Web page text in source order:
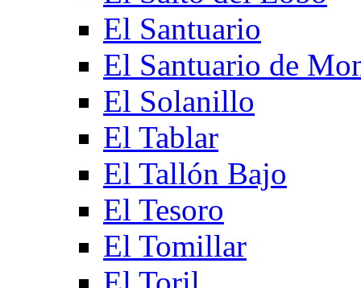
El Santuario
El Santuario de
El Solanillo
El Tablar
El Tallón Bajo
El Tesoro
El Tomillar